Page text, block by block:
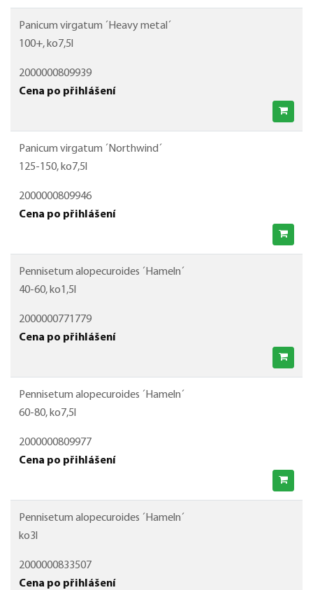
Panicum virgatum ´Heavy metal´
100+, ko7,5l
2000000809939
Cena po přihlášení
Panicum virgatum ´Northwind´
125-150, ko7,5l
2000000809946
Cena po přihlášení
Pennisetum alopecuroides ´Hameln´
40-60, ko1,5l
2000000771779
Cena po přihlášení
Pennisetum alopecuroides ´Hameln´
60-80, ko7,5l
2000000809977
Cena po přihlášení
Pennisetum alopecuroides ´Hameln´
ko3l
2000000833507
Cena po přihlášení